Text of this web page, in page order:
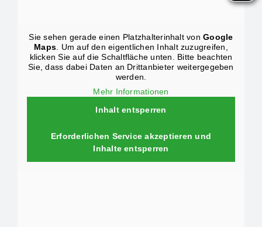
Sie sehen gerade einen Platzhalterinhalt vonGoogle
Maps. Um auf den eigentlichen Inhalt zuzugreifen,
klicken Sie auf die Schaltfläche unten. Bitte beachten
Sie, dass dabei Daten an Drittanbieter weitergegeben
werden.
Mehr Informationen
Inhalt entsperren
Erforderlichen Service akzeptieren und
Inhalte entsperren